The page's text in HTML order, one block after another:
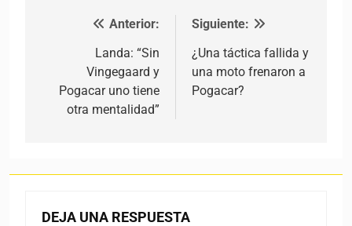
Navegación de entradas
Anterior:
Landa: “Sin
Vingegaard y
Pogacar uno tiene
otra mentalidad”
Siguiente:
¿Una táctica fallida y
una moto frenaron a
Pogacar?
DEJA UNA RESPUESTA